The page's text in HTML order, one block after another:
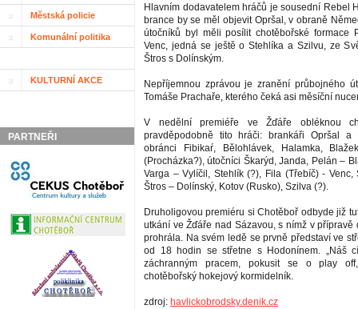
Městská policie
Komunální politika
KULTURNÍ AKCE
PARTNEŘI
Hlavním dodavatelem hráčů je sousední Rebel
brance by se měl objevit Opršal, v obraně
útočníků byl měli posílit chotěbořské formace
Venc, jedná se ještě o Stehlíka a Szilvu, ze
Štros s Dolínským.
Nepříjemnou zprávou je zranění průbojného
Tomáše Prachaře, kterého čeká asi měsíční
V nedělní premiéře ve Žďáře obléknou
pravděpodobně tito hráči: brankáři Opršal a
obránci Fibikaŕ, Bělohlávek, Halamka,
(Procházka?), útočníci Škarýd, Janda, Pelán –
Varga – Vylíčil, Stehlík (?), Fila (Třebíč) - Venc,
Štros – Dolínský, Kotov (Rusko), Szilva (?).
Druholigovou premiéru si Chotěboř odbyde již
utkání ve Žďáře nad Sázavou, s nímž v přípravě
prohrála. Na svém ledě se prvně představí ve
od 18 hodin se střetne s Hodonínem. „Náš
záchranným pracem, pokusit se o play
chotěbořský hokejový kormidelník.
zdroj: havlickobrodsky.denik.cz